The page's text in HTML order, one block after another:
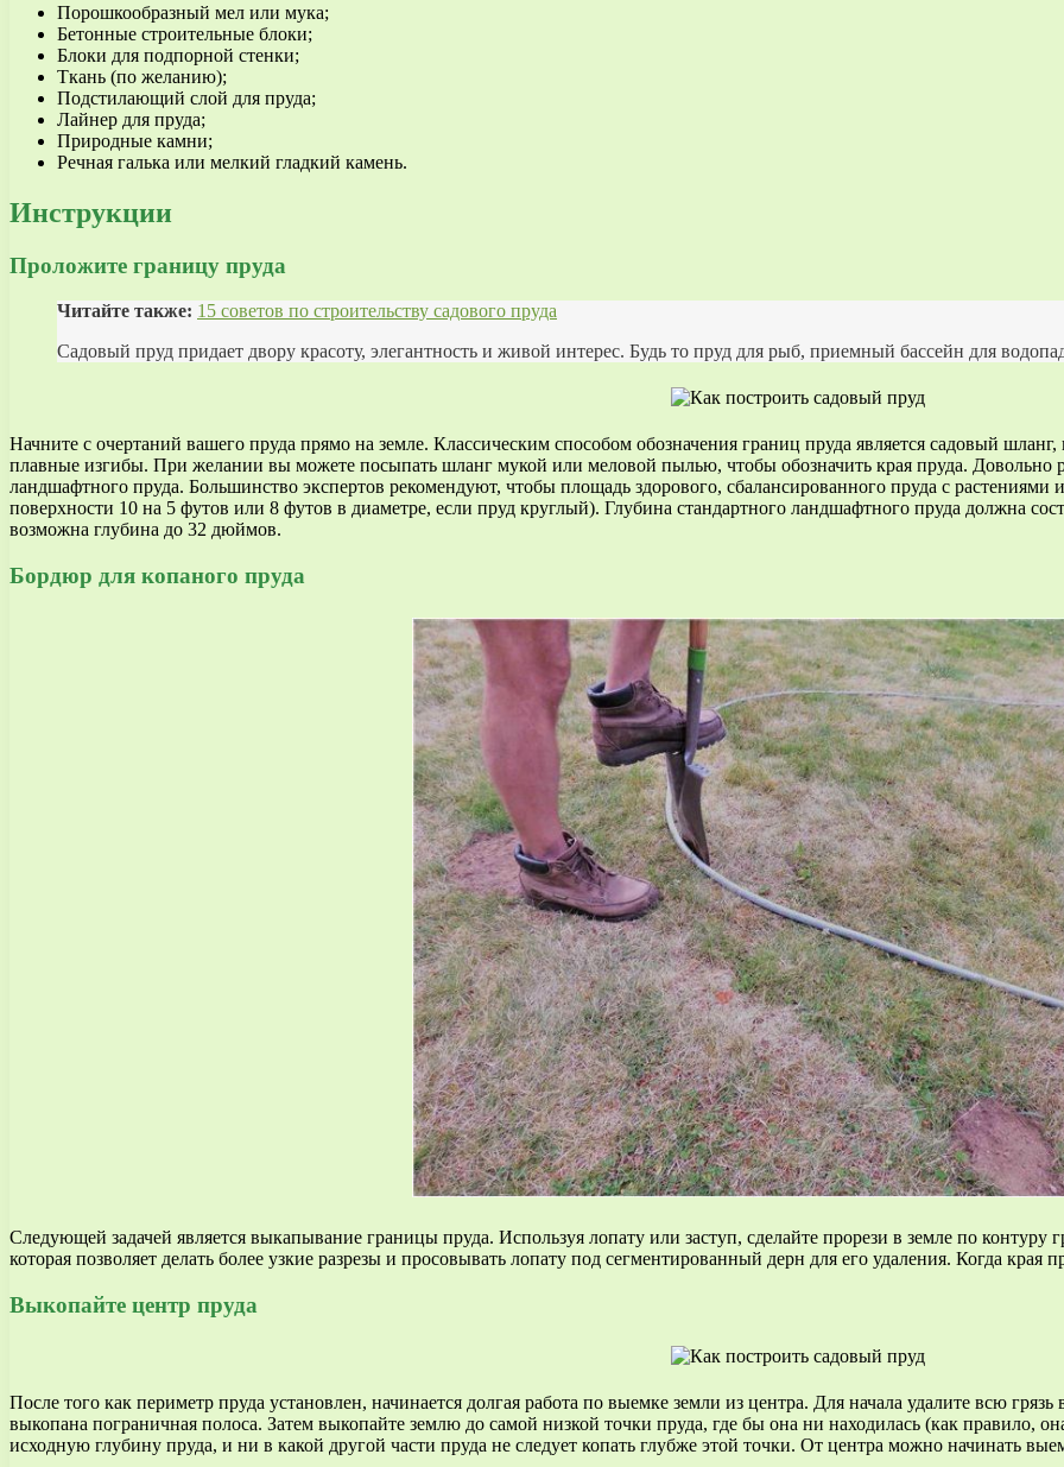
Порошкообразный мел или мука;
Бетонные строительные блоки;
Блоки для подпорной стенки;
Ткань (по желанию);
Подстилающий слой для пруда;
Лайнер для пруда;
Природные камни;
Речная галька или мелкий гладкий камень.
Инструкции
Проложите границу пруда
Читайте также: 15 советов по строительству садового пруда
Садовый пруд придает двору красоту, элегантность и живой интерес. Будь то пруд для рыб, приемный бассейн для
Начните с очертаний вашего пруда прямо на земле. Классическим способом обозначения границ пруда является садовый
плавные изгибы. При желании вы можете посыпать шланг мукой или меловой пылью, чтобы обозначить края пруда. Довольно
ландшафтного пруда. Большинство экспертов рекомендуют, чтобы площадь здорового, сбалансированного пруда с
поверхности 10 на 5 футов или 8 футов в диаметре, если пруд круглый). Глубина стандартного ландшафтного пруда должна
возможна глубина до 32 дюймов.
Бордюр для копаного пруда
Следующей задачей является выкапывание границы пруда. Используя лопату или заступ, сделайте прорези в земле по контуру
которая позволяет делать более узкие разрезы и просовывать лопату под сегментированный дерн для его удаления. Когда края
Выкопайте центр пруда
После того как периметр пруда установлен, начинается долгая работа по выемке земли из центра. Для начала удалите всю
выкопана пограничная полоса. Затем выкопайте землю до самой низкой точки пруда, где бы она ни находилась (как правило,
исходную глубину пруда, и ни в какой другой части пруда не следует копать глубже этой точки. От центра можно начинать